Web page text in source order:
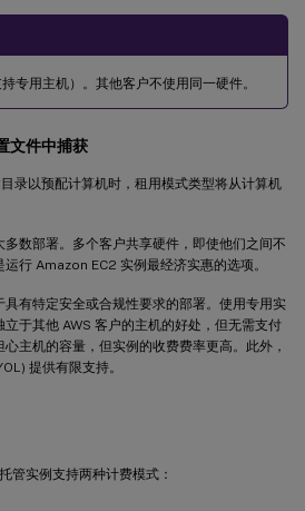
专用主机）。其他客户不使用同一硬件。
文件中捕获
录以预配计算机时，租用模式类型将从计算机
多数部署。多个客户共享硬件，即使他们之间不
行 Amazon EC2 实例最经济实惠的选项。
具有特定安全或合规性要求的部署。使用专用实
于其他 AWS 客户的主机的好处，但无需支付
主机的容量，但实例的收费费率更高。此外，
提供有限支持。
实例支持两种计费模式：